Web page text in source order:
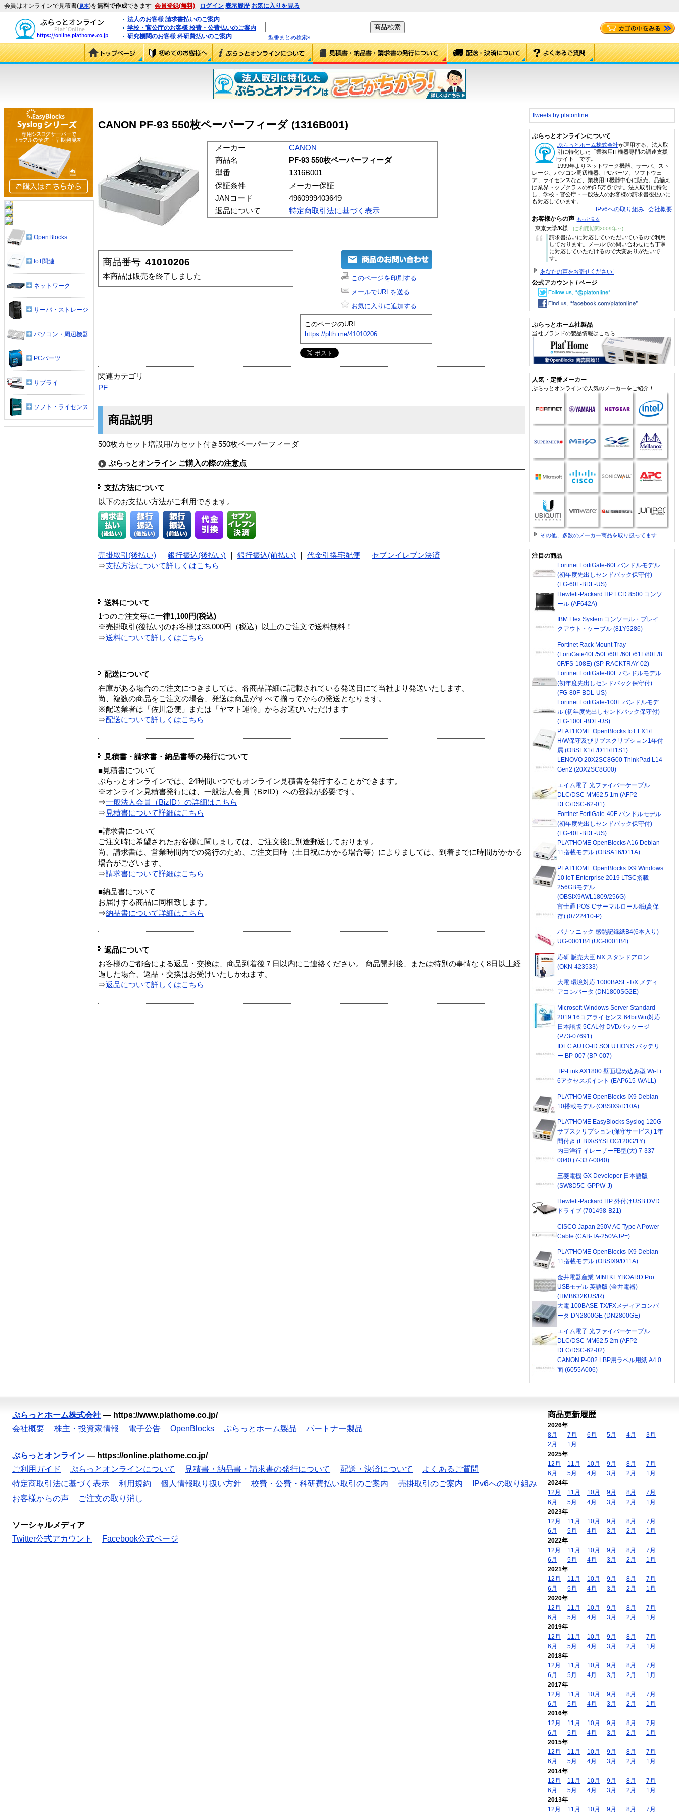
会員はオンラインで見積書(見本)を無料で作成できます 会員登録(無料) ログイン 表示履歴 お気に入りを見る
法人のお客様 請求書払いのご案内
学校・官公庁のお客様 校費・公費払いのご案内
研究機関のお客様 科研費払いのご案内
型番まとめ検索»
CANON PF-93 550枚ペーパーフィーダ (1316B001)
メーカー
CANON
商品名
PF-93 550枚ペーパーフィーダ
型番
1316B001
保証条件
メーカー保証
JANコード
4960999403649
返品について
特定商取引法に基づく表示
商品番号 41010206
本商品は販売を終了しました
このページを印刷する
メールでURLを送る
お気に入りに追加する
このページのURL
https://plth.me/41010206
関連カテゴリ
PF
商品説明
500枚カセット増設用/カセット付き550枚ペーパーフィーダ
ぷらっとオンライン ご購入の際の注意点
支払方法について
以下のお支払い方法がご利用できます。
売掛取引(後払い) 銀行振込(後払い) 銀行振込(前払い) 代金引換宅配便
セブンイレブン決済
⇒支払方法について詳しくはこちら
送料について
1つのご注文毎に一律1,100円(税込)
※売掛取引(後払い)のお客様は33,000円（税込）以上のご注文で送料無料！
⇒送料について詳しくはこちら
配送について
在庫がある場合のご注文につきましては、各商品詳細に記載されている発送日にて当社より発送いたします。
尚、複数の商品をご注文の場合、発送は商品がすべて揃ってからの発送となります。
※配送業者は「佐川急便」または「ヤマト運輸」からお選びいただけます
⇒配送について詳しくはこちら
見積書・請求書・納品書等の発行について
■見積書について
ぷらっとオンラインでは、24時間いつでもオンライン見積書を発行することができます。
※オンライン見積書発行には、一般法人会員（BizID）への登録が必要です。
⇒一般法人会員（BizID）の詳細はこちら
⇒ 見積書について詳細はこちら
■請求書について
ご注文時に希望されたお客様に関しましては、ご注文後に別途郵送しております。
尚、請求書は、営業時間内での発行のため、ご注文日時（土日祝にかかる場合等）によりましては、到着までに時間がかかる
場合がございます。
⇒請求書について詳細はこちら
■納品書について
お届けする商品に同梱致します。
⇒納品書について詳細はこちら
返品について
お客様のご都合による返品・交換は、商品到着後７日以内にご連絡ください。 商品開封後、または特別の事情なく8日以上経
過した場合、返品・交換はお受けいたしかねます。
⇒返品について詳しくはこちら
OpenBlocks
IoT関連
ネットワーク
サーバ・ストレージ
パソコン・周辺機器
PCパーツ
サプライ
ソフト・ライセンス
Tweets by platonline
ぷらっとオンラインについて
ぷらっとホーム株式会社が運用する、法人取
引に特化した「業務用IT機器専門の調達支援
サイト」です。
1999年よりネットワーク機器、サーバ、スト
レージ、パソコン周辺機器、PCパーツ、ソフトウェ
ア、ライセンスなど、業務用IT機器中心に販売。品揃え
は業界トップクラスの約5.5万点です。法人取引に特化
し、学校・官公庁・一般法人のお客様の請求書後払いに
も対応しています。
IPv6への取り組み 会社概要
お客様からの声 もっと見る
東京大学/K様 (ご利用期間2009年～)
“
請求書払いに対応していただいているので利用
しております。メールでの問い合わせにも丁寧
に対応していただけるので大変ありがたいで
す。
あなたの声をお寄せください!
公式アカウント / ページ
ぷらっとホーム社製品
当社ブランドの製品情報はこちら
人気・定番メーカー
ぷらっとオンラインで人気のメーカーをご紹介！
その他、多数のメーカー商品を取り扱ってます
注目の商品
Fortinet FortiGate-60Fバンドルモデル
(初年度先出しセンドバック保守付)
(FG-60F-BDL-US)
Hewlett-Packard HP LCD 8500 コンソ
ール (AF642A)
IBM Flex System コンソール・ブレイ
クアウト・ケーブル (81Y5286)
Fortinet Rack Mount Tray
(FortiGate40F/50E/60E/60F/61F/80E/8
0F/FS-108E) (SP-RACKTRAY-02)
Fortinet FortiGate-80F バンドルモデル
(初年度先出しセンドバック保守付)
(FG-80F-BDL-US)
Fortinet FortiGate-100F バンドルモデ
ル (初年度先出しセンドバック保守付)
(FG-100F-BDL-US)
PLAT'HOME OpenBlocks IoT FX1/E
H/W保守及びサブスクリプション1年付
属 (OBSFX1/E/D11/H1S1)
LENOVO 20X2SC8G00 ThinkPad L14
Gen2 (20X2SC8G00)
エイム電子 光ファイバーケーブル
DLC/DSC MM62.5 1m (AFP2-
DLC/DSC-62-01)
Fortinet FortiGate-40F バンドルモデル
(初年度先出しセンドバック保守付)
(FG-40F-BDL-US)
PLAT'HOME OpenBlocks A16 Debian
11搭載モデル (OBSA16/D11A)
PLAT'HOME OpenBlocks IX9 Windows
10 IoT Enterprise 2019 LTSC搭載
256GBモデル
(OBSIX9/W/L1809/256G)
富士通 POS-Cサーマルロール紙(高保
存) (0722410-P)
パナソニック 感熱記録紙B4(6本入り)
UG-0001B4 (UG-0001B4)
応研 販売大臣 NX スタンドアロン
(OKN-423533)
大電 環境対応 1000BASE-T/X メディ
アコンバータ (DN1800SG2E)
Microsoft Windows Server Standard
2019 16コアライセンス 64bitWin対応
日本語版 5CAL付 DVDパッケージ
(P73-07691)
IDEC AUTO-ID SOLUTIONS バッテリ
ー BP-007 (BP-007)
TP-Link AX1800 壁面埋め込み型 Wi-Fi
6アクセスポイント (EAP615-WALL)
PLAT'HOME OpenBlocks IX9 Debian
10搭載モデル (OBSIX9/D10A)
PLAT'HOME EasyBlocks Syslog 120G
サブスクリプション(保守サービス) 1年
間付き (EBIX/SYSLOG120G/1Y)
内田洋行 イレーザーFB型(大) 7-337-
0040 (7-337-0040)
三菱電機 GX Developer 日本語版
(SW8D5C-GPPW-J)
Hewlett-Packard HP 外付けUSB DVD
ドライブ (701498-B21)
CISCO Japan 250V AC Type A Power
Cable (CAB-TA-250V-JP=)
PLAT'HOME OpenBlocks IX9 Debian
11搭載モデル (OBSIX9/D11A)
金井電器産業 MINI KEYBOARD Pro
USBモデル 英語版 (金井電器)
(HMB632KUS/R)
大電 100BASE-TX/FXメディアコンバ
ータ DN2800GE (DN2800GE)
エイム電子 光ファイバーケーブル
DLC/DSC MM62.5 2m (AFP2-
DLC/DSC-62-02)
CANON P-002 LBP用ラベル用紙 A4 0
面 (6055A006)
ぷらっとホーム株式会社 — https://www.plathome.co.jp/
会社概要
株主・投資家情報 電子公告 OpenBlocks ぷらっとホーム製品 パートナー製品
ぷらっとオンライン — https://online.plathome.co.jp/
ご利用ガイド
ぷらっとオンラインについて 見積書・納品書・請求書の発行について 配送・決済について
よくあるご質問
特定商取引法に基づく表示
利用規約 個人情報取り扱い方針 校費・公費・科研費払い取引のご案内 売掛取引のご案内
IPv6への取り組み
お客様からの声
ご注文の取り消し
ソーシャルメディア
Twitter公式アカウント
Facebook公式ページ
商品更新履歴
2026年
8月
7月 6月 5月 4月
3月
2月
1月
2025年
12月
11月 10月 9月 8月
7月
6月
5月 4月 3月 2月
1月
2024年
12月
11月 10月 9月 8月
7月
6月
5月 4月 3月 2月
1月
2023年
12月
11月 10月 9月 8月
7月
6月
5月 4月 3月 2月
1月
2022年
12月
11月 10月 9月 8月
7月
6月
5月 4月 3月 2月
1月
2021年
12月
11月 10月 9月 8月
7月
6月
5月 4月 3月 2月
1月
2020年
12月
11月 10月 9月 8月
7月
6月
5月 4月 3月 2月
1月
2019年
12月
11月 10月 9月 8月
7月
6月
5月 4月 3月 2月
1月
2018年
12月
11月 10月 9月 8月
7月
6月
5月 4月 3月 2月
1月
2017年
12月
11月 10月 9月 8月
7月
6月
5月 4月 3月 2月
1月
2016年
12月
11月 10月 9月 8月
7月
6月
5月 4月 3月 2月
1月
2015年
12月
11月 10月 9月 8月
7月
6月
5月 4月 3月 2月
1月
2014年
12月
11月 10月 9月 8月
7月
6月
5月 4月 3月 2月
1月
2013年
12月
11月 10月 9月 8月 7月